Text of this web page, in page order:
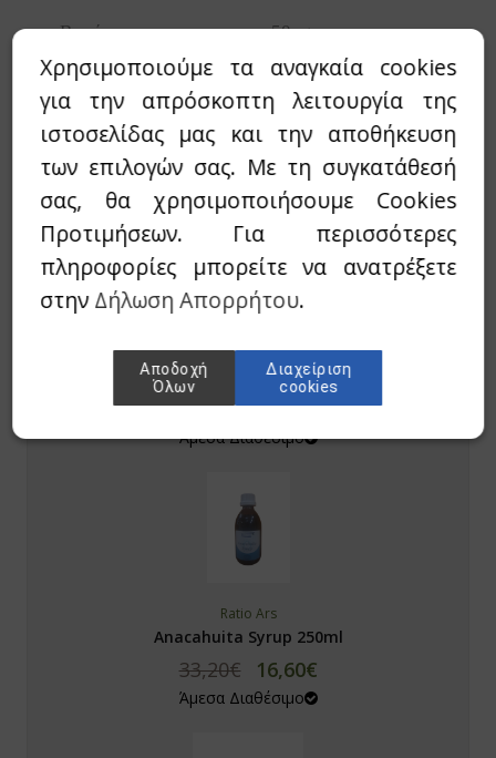
Βιοτίνη 50μg
Προσφορές
Ratio Ars
Dermasalus Cream
30,60€ 24,48€
Άμεσα Διαθέσιμο
Ratio Ars
Anacahuita Syrup 250ml
33,20€ 16,60€
Άμεσα Διαθέσιμο
Χρησιμοποιούμε τα αναγκαία cookies
για την απρόσκοπτη λειτουργία της
ιστοσελίδας μας και την αποθήκευση
των επιλογών σας. Με τη συγκατάθεσή
σας, θα χρησιμοποιήσουμε Cookies
Προτιμήσεων. Για περισσότερες
πληροφορίες μπορείτε να ανατρέξετε
στηνΔήλωση Απορρήτου.
Αποδοχή
Όλων
Διαχείριση
cookies